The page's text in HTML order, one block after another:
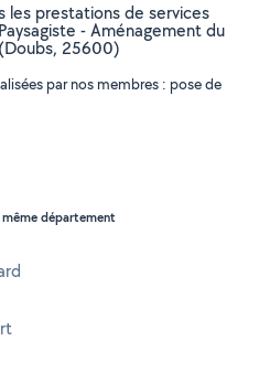
les prestations de services
- Aménagement du
25600)
par nos membres : pose de
département